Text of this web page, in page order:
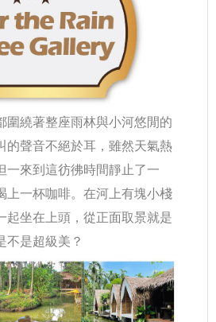
圍繞著整座雨林與小河悠閒的
的聲音不絕於耳，雖然天氣熱
一來到這彷彿時間靜止了一
上一杯咖啡。在河上有塊小棧
起坐在上頭，從正面取景就是
不是超級美？